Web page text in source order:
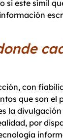
este símil
con
que son
la
por